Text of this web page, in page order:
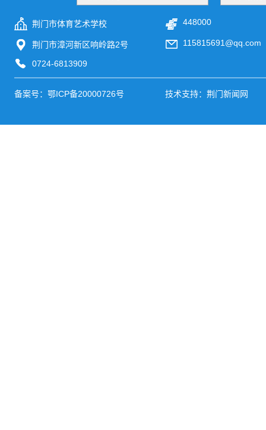
荆门市体育艺术学校 448000
荆门市漳河新区响岭路2号 115815691@qq.com
0724-6813909
备案号： 鄂ICP备20000726号 技术支持：荆门新闻网